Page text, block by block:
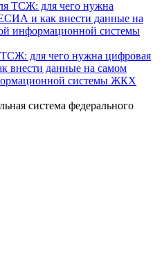
для чего нужна цифровая
внести данные на самом
системы ЖКХ
система федерального